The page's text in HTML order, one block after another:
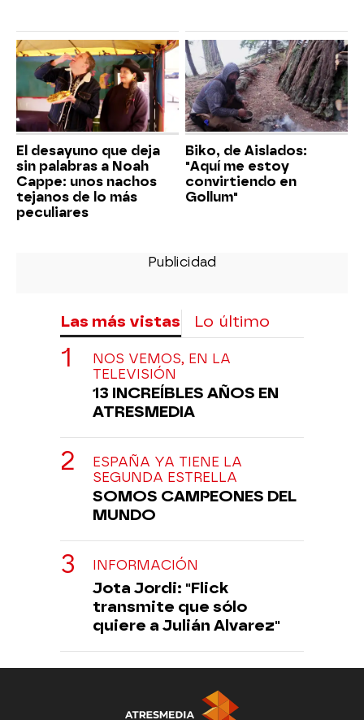
El desayuno que deja
sin palabras a Noah
Cappe: unos nachos
tejanos de lo más
peculiares
Biko, de Aislados:
"Aquí me estoy
convirtiendo en
Gollum"
Las más vistas Lo último
NOS VEMOS, EN LA
TELEVISIÓN
13 INCREÍBLES AÑOS EN
ATRESMEDIA
ESPAÑA YA TIENE LA
SEGUNDA ESTRELLA
SOMOS CAMPEONES DEL
MUNDO
INFORMACIÓN
Jota Jordi: "Flick
transmite que sólo
quiere a Julián Alvarez"